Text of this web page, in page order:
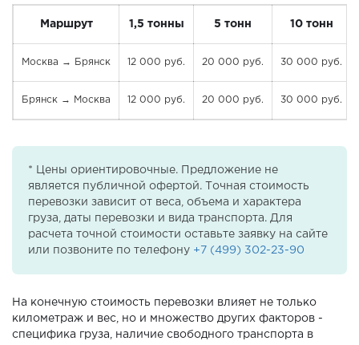
Маршрут 1,5 тонны 5 тонн 10 тонн
Москва → Брянск 12 000 руб. 20 000 руб. 30 000 руб.
Брянск → Москва 12 000 руб. 20 000 руб. 30 000 руб.
* Цены ориентировочные. Предложение не
является публичной офертой. Точная стоимость
перевозки зависит от веса, объема и характера
груза, даты перевозки и вида транспорта. Для
расчета точной стоимости оставьте заявку на сайте
или позвоните по телефону +7 (499) 302-23-90
На конечную стоимость перевозки влияет не только
километраж и вес, но и множество других факторов -
специфика груза, наличие свободного транспорта в